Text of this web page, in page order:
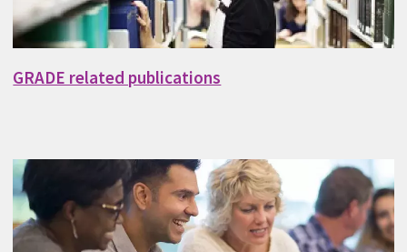
GRADE related publications